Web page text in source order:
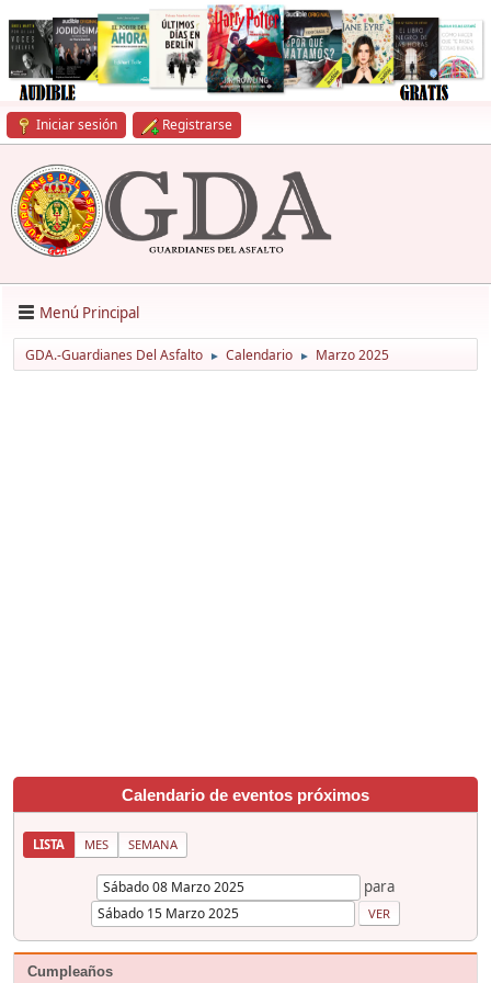
Iniciar sesión Registrarse
Menú Principal
GDA.-Guardianes Del Asfalto ► Calendario ► Marzo 2025
Calendario de eventos próximos
LISTA MES SEMANA
para
Cumpleaños